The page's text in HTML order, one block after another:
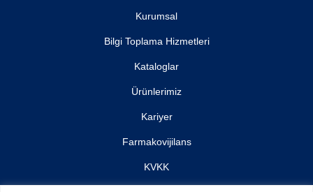
Kurumsal
Bilgi Toplama Hizmetleri
Kataloglar
Ürünlerimiz
Kariyer
Farmakovijilans
KVKK